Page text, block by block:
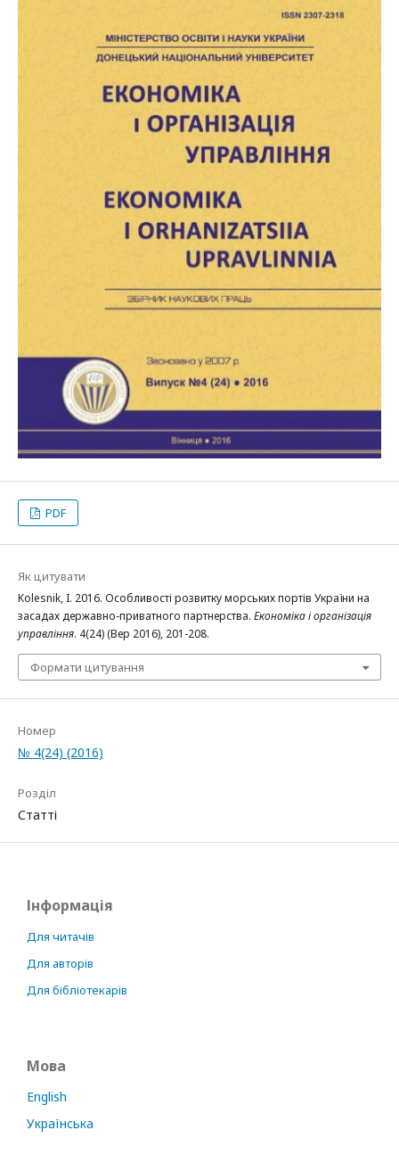
PDF
Як цитувати
Kolesnik, I. 2016. Особливості розвитку морських портів України на
засадах державно-приватного партнерства. Економіка і організація
управління. 4(24) (Вер 2016), 201-208.
Формати цитування
Номер
№ 4(24) (2016)
Розділ
Статті
Інформація
Для читачів
Для авторів
Для бібліотекарів
Мова
English
Українська